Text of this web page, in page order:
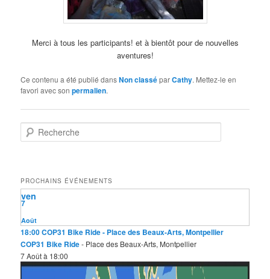
Merci à tous les participants! et à bientôt pour de nouvelles
aventures!
Ce contenu a été publié dansNon classéparCathy. Mettez-le en
favori avec sonpermalien.
e
r
c
h
e
PROCHAINS ÉVÉNEMENTS
Août
7
ven
18:00COP31 Bike Ride- Place des Beaux-Arts, Montpellier
COP31 Bike Ride- Place des Beaux-Arts, Montpellier
7 Août à 18:00